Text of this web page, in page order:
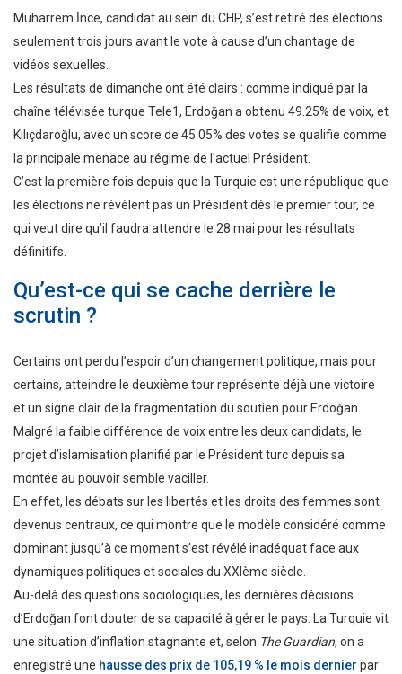
Muharrem İnce, candidat au sein du CHP, s’est retiré des élections
seulement trois jours avant le vote à cause d’un chantage de
vidéos sexuelles.
Les résultats de dimanche ont été clairs : comme indiqué par la
chaîne télévisée turque Tele1, Erdoğan a obtenu 49.25% de voix, et
Kılıçdaroğlu, avec un score de 45.05% des votes se qualifie comme
la principale menace au régime de l’actuel Président.
C’est la première fois depuis que la Turquie est une république que
les élections ne révèlent pas un Président dès le premier tour, ce
qui veut dire qu’il faudra attendre le 28 mai pour les résultats
définitifs.
Qu’est-ce qui se cache derrière le
scrutin ?
Certains ont perdu l’espoir d’un changement politique, mais pour
certains, atteindre le deuxième tour représente déjà une victoire
et un signe clair de la fragmentation du soutien pour Erdoğan.
Malgré la faible différence de voix entre les deux candidats, le
projet d’islamisation planifié par le Président turc depuis sa
montée au pouvoir semble vaciller.
En effet, les débats sur les libertés et les droits des femmes sont
devenus centraux, ce qui montre que le modèle considéré comme
dominant jusqu’à ce moment s’est révélé inadéquat face aux
dynamiques politiques et sociales du XXIème siècle.
Au-delà des questions sociologiques, les dernières décisions
d’Erdoğan font douter de sa capacité à gérer le pays. La Turquie vit
une situation d’inflation stagnante et, selon The Guardian, on a
enregistré une hausse des prix de 105,19 % le mois dernier par